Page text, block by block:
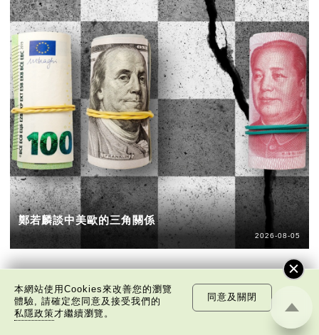
鄭若麟談中美歐的三角關係
2026-08-05
本網站使用Cookies來改善您的瀏覽
體驗, 請確定您同意及接受我們的
私隱政策才繼續瀏覽。
同意及關閉